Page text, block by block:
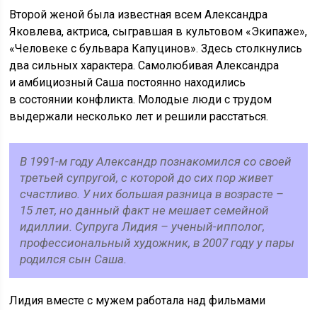
Второй женой была известная всем Александра
Яковлева, актриса, сыгравшая в культовом «Экипаже»,
«Человеке с бульвара Капуцинов». Здесь столкнулись
два сильных характера. Самолюбивая Александра
и амбициозный Саша постоянно находились
в состоянии конфликта. Молодые люди с трудом
выдержали несколько лет и решили расстаться.
В 1991-м году Александр познакомился со своей
третьей супругой, с которой до сих пор живет
счастливо. У них большая разница в возрасте –
15 лет, но данный факт не мешает семейной
идиллии. Супруга Лидия – ученый-ипполог,
профессиональный художник, в 2007 году у пары
родился сын Саша.
Лидия вместе с мужем работала над фильмами